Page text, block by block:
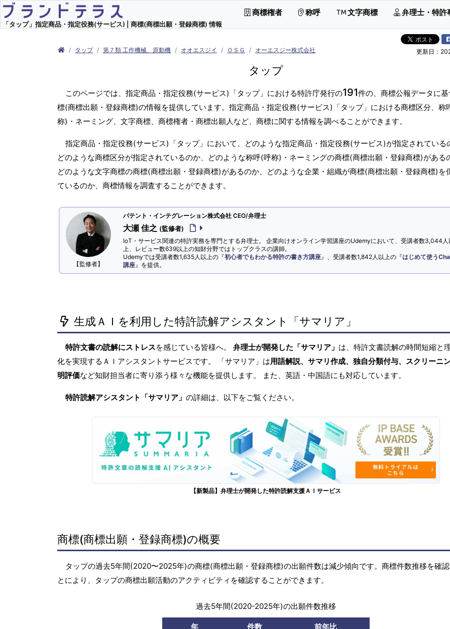
「タップ」指定商品・指定役務(サービス) | 商標(商標出願・登録商標) 情報
商標権者 称呼 文字商標 弁理士・特許
タップ 第７類 工作機械、原動機 オオエスジイ ＯＳＧ オーエスジー株式会社 更新日：
タップ
このページでは、指定商品・指定役務(サービス)「タップ」における特許庁発行の191件の、商標公報データに
標(商標出願・登録商標)の情報を提供しています。指定商品・指定役務(サービス)「タップ」における商標区分、称
称)・ネーミング、文字商標、商標権者・商標出願人など、商標に関する情報を調べることができます。
指定商品・指定役務(サービス)「タップ」において、どのような指定商品・指定役務(サービス)が指定されている
どのような商標区分が指定されているのか、どのような称呼(呼称)・ネーミングの商標(商標出願・登録商標)がある
どのような文字商標の商標(商標出願・登録商標)があるのか、どのような企業・組織が商標(商標出願・登録商標)を
ているのか、商標情報を調査することができます。
【監修者】
パテント・インテグレーション株式会社 CEO/弁理士
大瀬 佳之 (監修者)
IoT・サービス関連の特許実務を専門とする弁理士。 企業向けオンライン学習講座のUdemyにおいて、受講者数3,044人
上、レビュー数639以上の知財分野ではトップクラスの講師。
Udemyでは受講者数1,635人以上の『初心者でもわかる特許の書き方講座 』、受講者数1,842人以上の『はじめて使う
講座 』を提供。
生成ＡＩを利用した特許読解アシスタント「サマリア」
特許文書の読解にストレスを感じている皆様へ。 弁理士が開発した「サマリア」 は、特許文書読解の時間短縮と
化を実現するＡＩアシスタントサービスです。 「サマリア」は用語解説、サマリ作成、独自分類付与、スクリーニ
明評価など知財担当者に寄り添う様々な機能を提供します。 また、英語・中国語にも対応しています。
特許読解アシスタント「サマリア」 の詳細は、以下をご覧ください。
【新製品】弁理士が開発した特許読解支援ＡＩサービス
商標(商標出願・登録商標)の概要
タップの過去5年間(2020〜2025年)の商標(商標出願・登録商標)の出願件数は減少傾向です。商標件数推移を確
とにより、タップの商標出願活動のアクティビティを確認することができます。
過去5年間(2020-2025年)の出願件数推移
年 件数
前年比